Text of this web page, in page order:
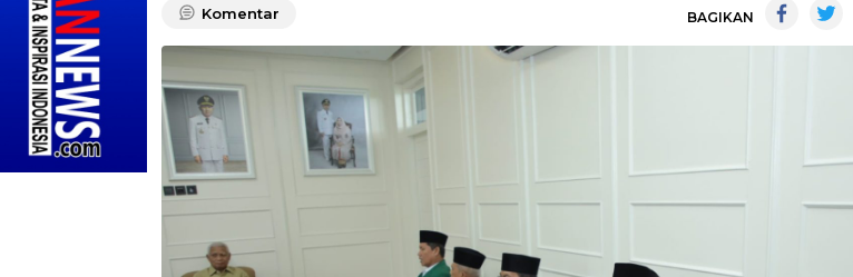
Komentar BAGIKAN